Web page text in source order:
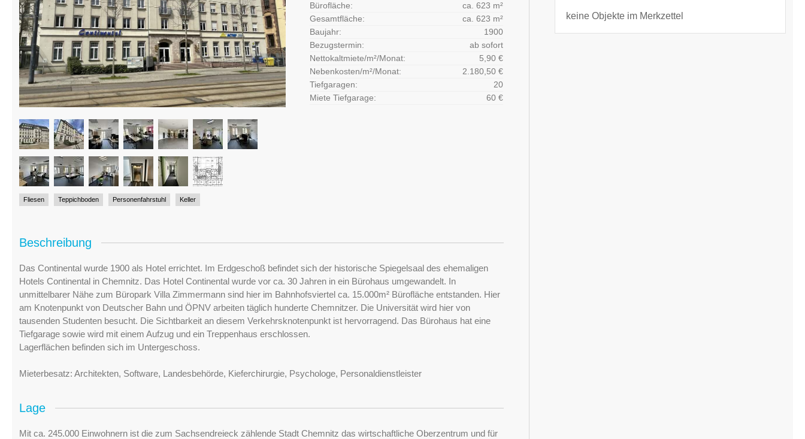
Fliesen Teppichboden Personenfahrstuhl Keller
Bürofläche:
ca. 623 m²
Gesamtfläche:
ca. 623 m²
Baujahr:
1900
Bezugstermin:
ab sofort
Nettokaltmiete/m²/Monat:
5,90 €
Nebenkosten/m²/Monat:
2.180,50 €
Tiefgaragen:
20
Miete Tiefgarage:
60 €
Beschreibung
Das Continental wurde 1900 als Hotel errichtet. Im Erdgeschoß befindet sich der historische Spiegelsaal des ehemaligen
Hotels Continental in Chemnitz. Das Hotel Continental wurde vor ca. 30 Jahren in ein Bürohaus umgewandelt. In
unmittelbarer Nähe zum Büropark Villa Zimmermann sind hier im Bahnhofsviertel ca. 15.000m² Bürofläche entstanden. Hier
am Knotenpunkt von Deutscher Bahn und ÖPNV arbeiten täglich hunderte Chemnitzer. Die Universität wird hier von
tausenden Studenten besucht. Die Sichtbarkeit an diesem Verkehrsknotenpunkt ist hervorragend. Das Bürohaus hat eine
Tiefgarage sowie wird mit einem Aufzug und ein Treppenhaus erschlossen.
Lagerflächen befinden sich im Untergeschoss.
Mieterbesatz: Architekten, Software, Landesbehörde, Kieferchirurgie, Psychologe, Personaldienstleister
Lage
Mit ca. 245.000 Einwohnern ist die zum Sachsendreieck zählende Stadt Chemnitz das wirtschaftliche Oberzentrum und für
keine Objekte im Merkzettel